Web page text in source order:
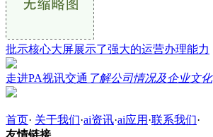
批示核心大屏展示了强大的运营办理能力
走进PA视讯交通 了解公司情况及企业文化
首页· 关于我们·ai资讯·ai应用 ·联系我们·
友情链接